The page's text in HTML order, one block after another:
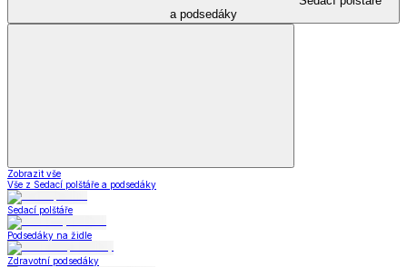
a podsedáky
Zobrazit vše
Vše z Sedací polštáře a podsedáky
Sedací polštáře
Podsedáky na židle
Zdravotní podsedáky